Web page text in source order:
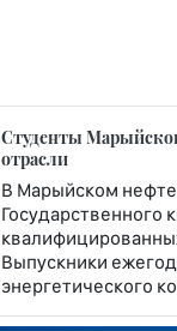
Студенты
отрасли
В Марыйском
Государственного
Выпускники
энергетического